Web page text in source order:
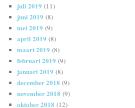
juli 2019 (11)
juni 2019 (8)
mei 2019 (9)
april 2019 (8)
maart 2019 (8)
februari 2019 (9)
januari 2019 (8)
december 2018 (9)
november 2018 (9)
oktober 2018 (12)